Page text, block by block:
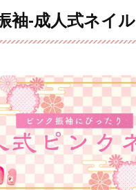
袖-成人式ネイル